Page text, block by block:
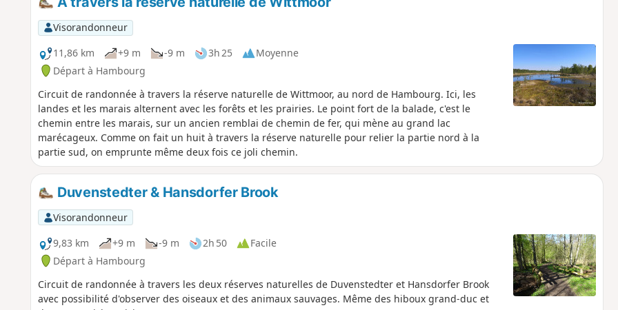
Visorandonneur
11,86 km
+9 m -9 m 3h 25
Moyenne
Départ à Hambourg
Circuit de randonnée à travers la réserve naturelle de Wittmoor, au nord de Hambourg. Ici, les
landes et les marais alternent avec les forêts et les prairies. Le point fort de la balade, c'est le
chemin entre les marais, sur un ancien remblai de chemin de fer, qui mène au grand lac
marécageux. Comme on fait un huit à travers la réserve naturelle pour relier la partie nord à la
partie sud, on emprunte même deux fois ce joli chemin.
Duvenstedter & Hansdorfer Brook
Visorandonneur
9,83 km
+9 m -9 m 2h 50
Facile
Départ à Hambourg
Circuit de randonnée à travers les deux réserves naturelles de Duvenstedter et Hansdorfer Brook
avec possibilité d'observer des oiseaux et des animaux sauvages. Même des hiboux grand-duc et